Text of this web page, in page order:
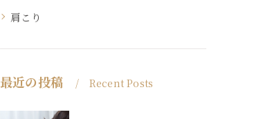
肩こり
最近の投稿 Recent Posts